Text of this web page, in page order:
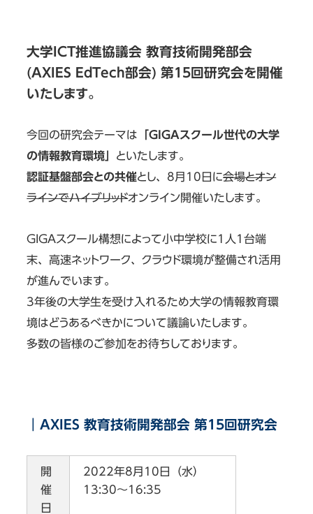
大学ICT推進協議会 教育技術開発部会
(AXIES EdTech部会) 第15回研究会を開催
いたします。
今回の研究会テーマは 「GIGAスクール世代の大学
の情報教育環境」 といたします。
認証基盤部会との共催とし、8月10日に会場とオン
ラインでハイブリッドオンライン開催いたします。
GIGAスクール構想によって小中学校に1人1台端
末、高速ネットワーク、クラウド環境が整備され活用
が進んでいます。
3年後の大学生を受け入れるため大学の情報教育環
境はどうあるべきかについて議論いたします。
多数の皆様のご参加をお待ちしております。
｜AXIES 教育技術開発部会 第15回研究会
開
催
日
2022年8月10日（水）
13:30～16:35